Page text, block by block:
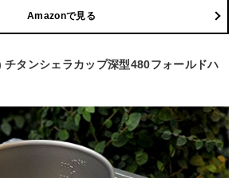
Amazonで見る
チタンシェラカップ深型480フォールドハ